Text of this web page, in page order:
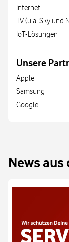
Internet
TV (u.a. Sky und
IoT-Lösungen
Unsere
Apple
Samsung
Google
News aus